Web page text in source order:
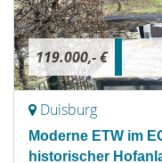
119.000,- €
Duisburg
Moderne ETW im
historischer